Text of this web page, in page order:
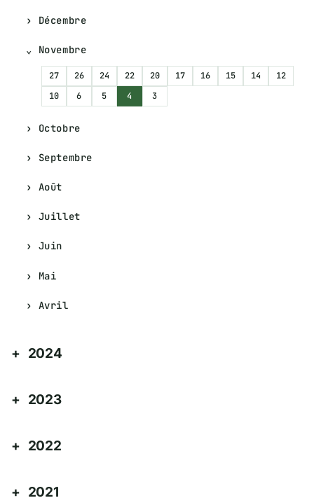
Décembre
Novembre
27 26 24 22 20 17 16 15 14
12
10
6 5 4 3
Octobre
Septembre
Août
Juillet
Juin
Mai
Avril
2024
2023
2022
2021